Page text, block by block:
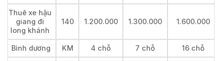
Thuê xe hậu
giang đi
long khánh
140 1.200.000 1.300.000 1.600.000
Bình dương KM 4 chỗ 7 chỗ 16 chỗ